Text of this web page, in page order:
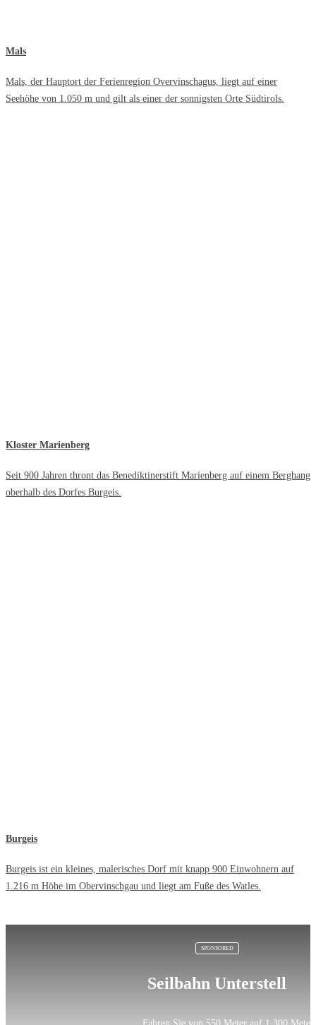
Mals
Mals, der Hauptort der Ferienregion Overvinschagus, liegt auf einer
Seehöhe von 1.050 m und gilt als einer der sonnigsten Orte Südtirols.
Kloster Marienberg
Seit 900 Jahren thront das Benediktinerstift Marienberg auf einem Berghang
oberhalb des Dorfes Burgeis.
Burgeis
Burgeis ist ein kleines, malerisches Dorf mit knapp 900 Einwohnern auf
1.216 m Höhe im Obervinschgau und liegt am Fuße des Watles.
SPONSORED
Seilbahn Unterstell